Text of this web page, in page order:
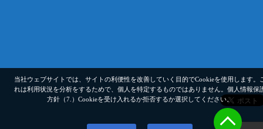
当社ウェブサイトでは、サイトの利便性を改善していく目的でCookieを使用します。
れは利用状況を分析をするためで、個人を特定するものではありません。 個人情報保
方針（7.） Cookieを受け入れるか拒否するか選択してください。